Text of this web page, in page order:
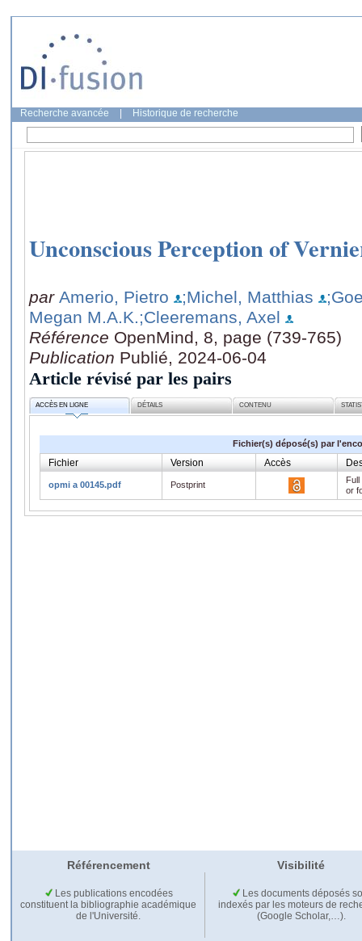
Recherche avancée Historique de recherche
Unconscious Perception of
par Amerio, Pietro ;Michel, Matthias
Megan M.A.K.;Cleeremans, Axel
Référence OpenMind, 8, page (739-765)
Publication Publié, 2024-06-04
Article révisé par les pairs
ACCÈS EN LIGNE DÉTAILS CONTENU
Fichier(s) déposé(s) par
Fichier Version Accès
opmi a 00145.pdf Postprint
or
Référencement Visibilité
Les publications encodées
constituent la bibliographie académique
de l'Université.
Les documents déposés
indexés par les moteurs de
(Google Scholar,…).